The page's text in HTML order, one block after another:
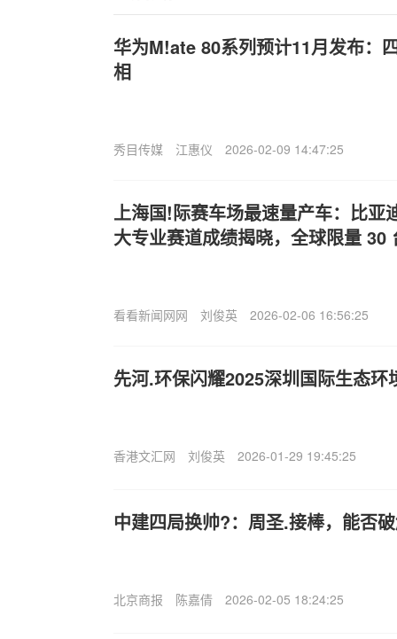
华为M!ate 80系列预计11月发布：
相
秀目传媒 江惠仪 2026-02-09 14:47:25
上海国!际赛车场最速量产车：比亚
大专业赛道成绩揭晓，全球限量 30
看看新闻网网 刘俊英 2026-02-06 16:56:25
先河.环保闪耀2025深圳国际生态环
香港文汇网 刘俊英 2026-01-29 19:45:25
中建四局换帅?：周圣.接棒，能否
北京商报 陈嘉倩 2026-02-05 18:24:25